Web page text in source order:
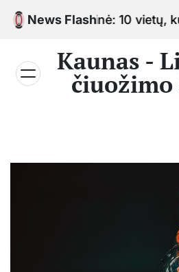
Skip
News Flash
sostinė: 10 vietų, kurias
Kaunas -